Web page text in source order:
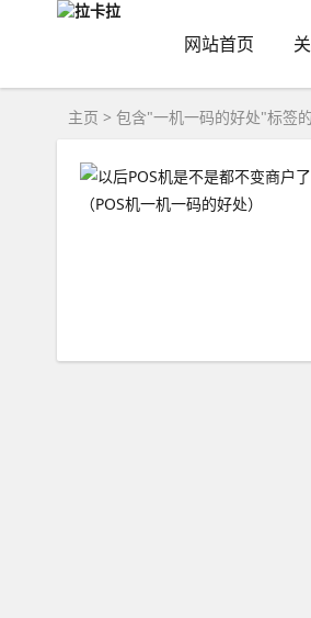
网站首页
主页 > 包含"一机一码的好处"标签